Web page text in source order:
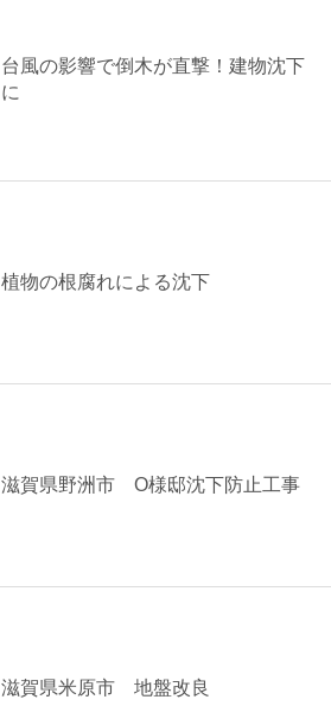
台風の影響で倒木が直撃！建物沈下
に
植物の根腐れによる沈下
滋賀県野洲市 O様邸沈下防止工事
滋賀県米原市 地盤改良